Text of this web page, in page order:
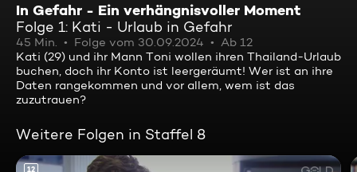
In Gefahr - Ein verhängnisvoller Moment
Folge 1: Kati - Urlaub in Gefahr
45 Min. Folge vom 30.09.2024
Ab 12
Kati (29) und ihr Mann Toni wollen ihren Thailand-Urlaub
buchen, doch ihr Konto ist leergeräumt! Wer ist an ihre
Daten rangekommen und vor allem, wem ist das
zuzutrauen?
Weitere Folgen in Staffel 8
12